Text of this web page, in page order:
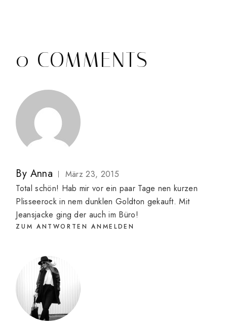
0 COMMENTS
By Anna
März 23, 2015
Total schön! Hab mir vor ein paar Tage nen kurzen
Plisseerock in nem dunklen Goldton gekauft. Mit
Jeansjacke ging der auch im Büro!
ZUM ANTWORTEN ANMELDEN